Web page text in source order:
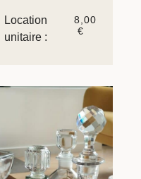
Location
unitaire :
8,00
€